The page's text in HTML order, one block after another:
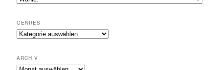
GENRES
Genres
ARCHIV
Archiv